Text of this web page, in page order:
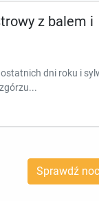
z balem i
dni roku i
Sprawdź